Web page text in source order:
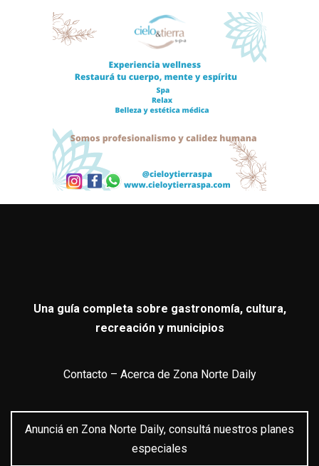
Una guía completa sobre gastronomía, cultura,
recreación y municipios
Contacto– Acerca de Zona Norte Daily
Anunciá en Zona Norte Daily, consultá nuestros planes
especiales